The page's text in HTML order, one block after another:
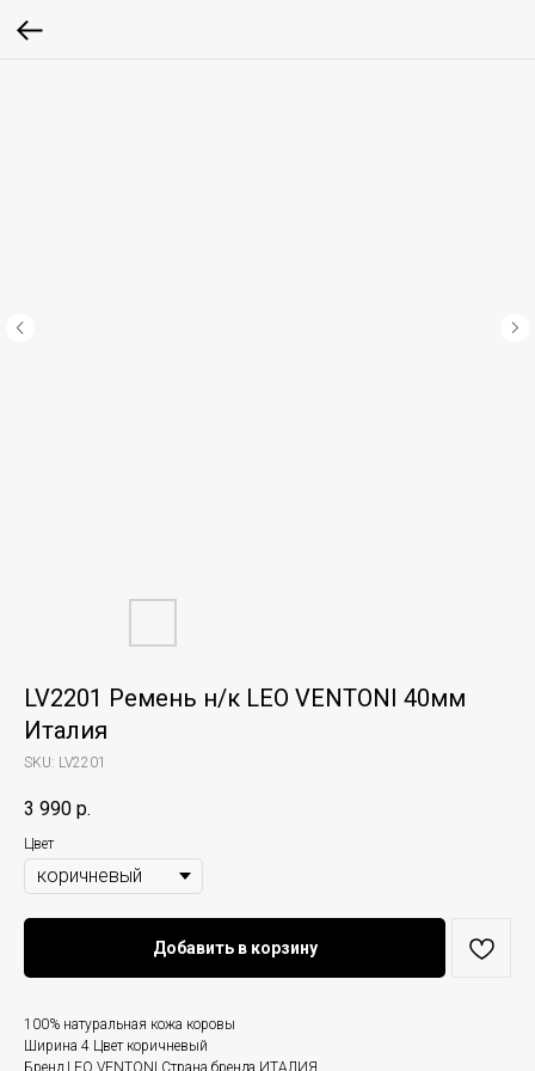
LV2201 Ремень н/к LEO VENTONI 40мм
Италия
SKU: LV2201
3 990 р.
Цвет
Добавить в корзину
100% натуральная кожа коровы
Ширина 4 Цвет коричневый